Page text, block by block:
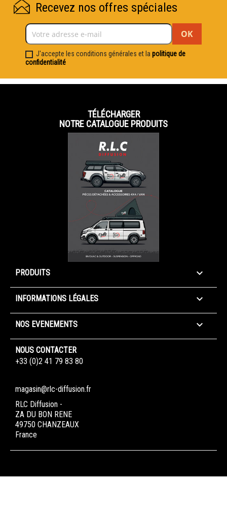
Recevez nos offres spéciales
J'accepte les conditions générales et lapolitique de
confidentialité
TÉLÉCHARGER
NOTRE CATALOGUE PRODUITS
PRODUITS 
INFORMATIONS LÉGALES 
NOS EVENEMENTS 
NOUS CONTACTER
+33 (0)2 41 79 83 80
magasin@rlc-diffusion.fr
RLC Diffusion -
ZA DU BON RENE
49750 CHANZEAUX
France